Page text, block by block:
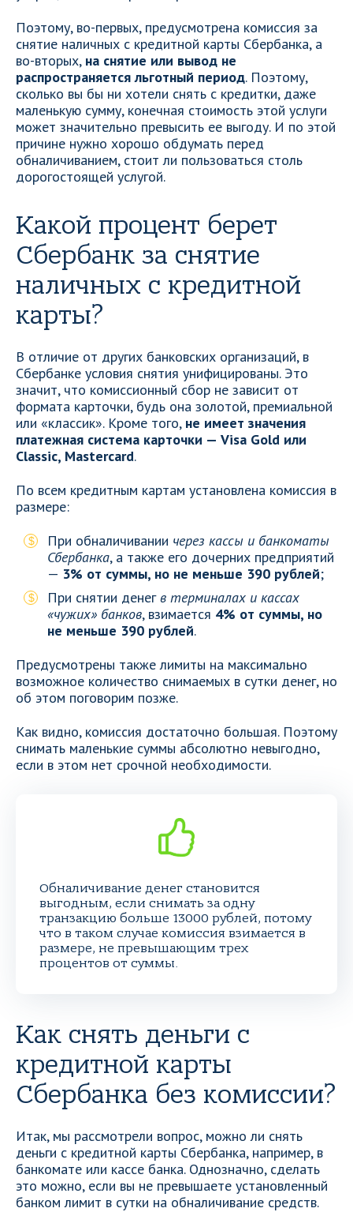
Поэтому, во-первых, предусмотрена комиссия за
снятие наличных с кредитной карты Сбербанка, а
во-вторых, на снятие или вывод не
распространяется льготный период. Поэтому,
сколько вы бы ни хотели снять с кредитки, даже
маленькую сумму, конечная стоимость этой услуги
может значительно превысить ее выгоду. И по этой
причине нужно хорошо обдумать перед
обналичиванием, стоит ли пользоваться столь
дорогостоящей услугой.
Какой процент берет
Сбербанк за снятие
наличных с кредитной
карты?
В отличие от других банковских организаций, в
Сбербанке условия снятия унифицированы. Это
значит, что комиссионный сбор не зависит от
формата карточки, будь она золотой, премиальной
или «классик». Кроме того, не имеет значения
платежная система карточки — Visa Gold или
Classic, Mastercard.
По всем кредитным картам установлена комиссия в
размере:
При обналичивании через кассы и банкоматы
Сбербанка, а также его дочерних предприятий
— 3% от суммы, но не меньше 390 рублей;
При снятии денегв терминалах и кассах
«чужих» банков, взимается 4% от суммы, но
не меньше 390 рублей.
Предусмотрены также лимиты на максимально
возможное количество снимаемых в сутки денег, но
об этом поговорим позже.
Как видно, комиссия достаточно большая. Поэтому
снимать маленькие суммы абсолютно невыгодно,
если в этом нет срочной необходимости.
Обналичивание денег становится
выгодным, если снимать за одну
транзакцию больше 13000 рублей, потому
что в таком случае комиссия взимается в
размере, не превышающим трех
процентов от суммы.
Как снять деньги с
кредитной карты
Сбербанка без комиссии?
Итак, мы рассмотрели вопрос, можно ли снять
деньги с кредитной карты Сбербанка, например, в
банкомате или кассе банка. Однозначно, сделать
это можно, если вы не превышаете установленный
банком лимит в сутки на обналичивание средств.